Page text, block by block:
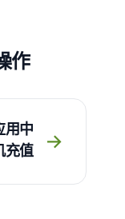
作
用中
充值
→